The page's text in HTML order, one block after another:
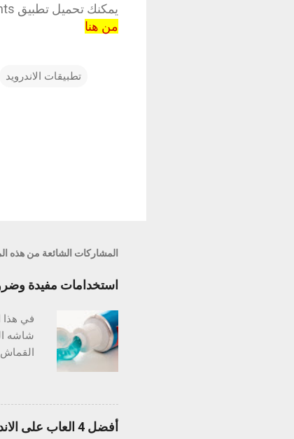
يمكنك تحميل تطبيق 2Accounts لهواتف الأندرويد
من هنا
تطبيقات الاندرويد
المشاركات الشائعة من هذه
استخدامات مفيدة
في هذا
شاشه
القماش
الفرق
تزول
أفضل 4 العاب على الاندرويد لمحبي الغموض والألغاز والتحقيق في جرائم القتل !